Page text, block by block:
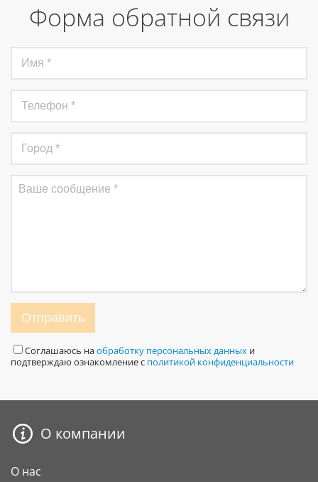
Форма обратной связи
Отправить
Соглашаюсь наобработку персональных данных и
подтверждаю ознакомление с политикой конфиденциальности
О компании
О нас